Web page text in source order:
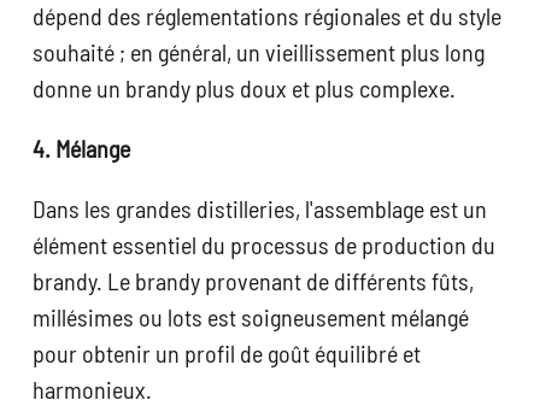
dépend des réglementations régionales et du style
souhaité ; en général, un vieillissement plus long
donne un brandy plus doux et plus complexe.
4. Mélange
Dans les grandes distilleries, l'assemblage est un
élément essentiel du processus de production du
brandy. Le brandy provenant de différents fûts,
millésimes ou lots est soigneusement mélangé
pour obtenir un profil de goût équilibré et
harmonieux.